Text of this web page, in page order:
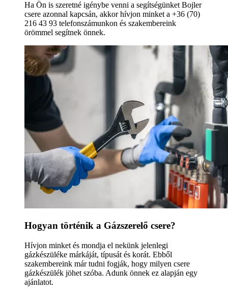
Ha Ön is szeretné igénybe venni a segítségünket Bojler
csere azonnal kapcsán, akkor hívjon minket a +36 (70)
216 43 93 telefonszámunkon és szakembereink
örömmel segítnek önnek.
Hogyan történik a Gázszerelő csere?
Hívjon minket és mondja el nekünk jelenlegi
gázkészüléke márkáját, típusát és korát. Ebből
szakembereink már tudni fogják, hogy milyen csere
gázkészülék jöhet szóba. Adunk önnek ez alapján egy
ajánlatot.